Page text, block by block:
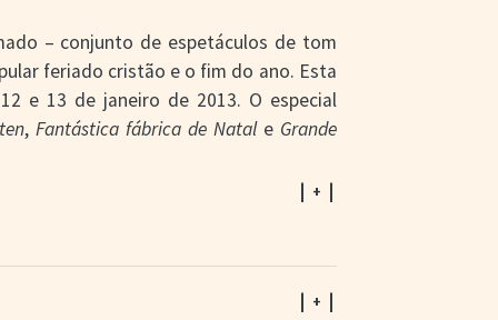
– conjunto de espetáculos de tom
feriado cristão e o fim do ano. Esta
e 13 de janeiro de 2013. O especial
,Fantástica fábrica de Natale Grande
ganhou
artística e trilha musical. A
e figurino. OGrande desfilemudou
além da nova, ganhou elementos
| + |
| + |